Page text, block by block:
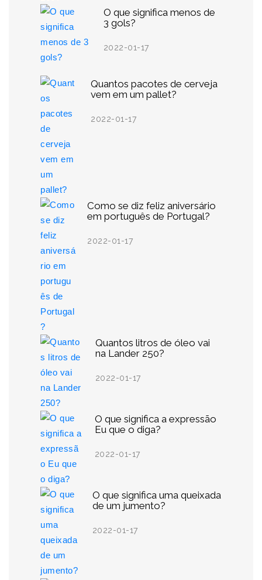
O que significa menos de
3 gols?
2022-01-17
Quantos pacotes de cerveja
vem em um pallet?
2022-01-17
Como se diz feliz aniversário
em português de Portugal?
2022-01-17
Quantos litros de óleo vai
na Lander 250?
2022-01-17
O que significa a expressão
Eu que o diga?
2022-01-17
O que significa uma queixada
de um jumento?
2022-01-17